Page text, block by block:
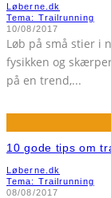
Løberne.dk
Tema: Trailrunning
10/08/2017
Løb på små stier i
fysikken og
på en trend,...
10 gode tips om
Løberne.dk
Tema: Trailrunning
08/08/2017